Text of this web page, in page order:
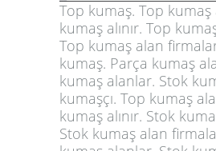
Top kumaş. Top kumaş
kumaş alınır. Top
Top kumaş alan
kumaş. Parça kumaş
kumaş alanlar. Stok
kumaşçı. Top kumaş
kumaş alınır. Stok
Stok kumaş alan